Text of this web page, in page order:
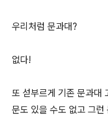
우리처럼 문과대?
없다!
또 섣부르게 기존 문과대
문도 있을 수도 없고 그